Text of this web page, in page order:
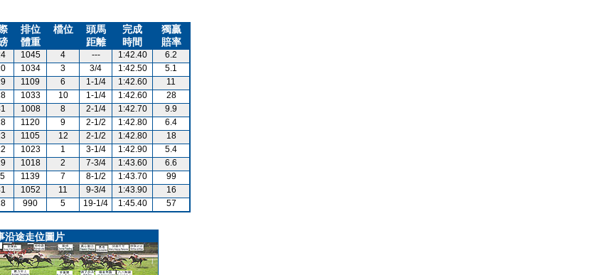
排位
體重
檔位
頭馬
距離
完成
時間
獨贏
賠率
1045 4 --- 1:42.40
6.2
1034 3 3/4 1:42.50
5.1
1109 6 1-1/4 1:42.60
11
1033 10 1-1/4 1:42.60
28
1008 8 2-1/4 1:42.70
9.9
1120 9 2-1/2 1:42.80
6.4
1105 12 2-1/2 1:42.80
18
1023 1 3-1/4 1:42.90
5.4
1018 2 7-3/4 1:43.60
6.6
1139 7 8-1/2 1:43.70
99
1052 11 9-3/4 1:43.90
16
990 5 19-1/4 1:45.40 57
沿途走位圖片